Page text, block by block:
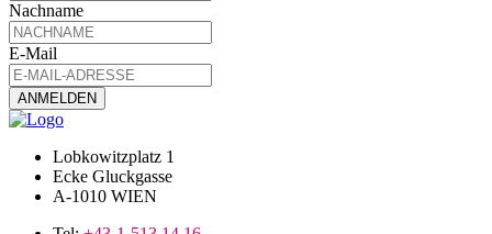
Nachname
E-Mail
Lobkowitzplatz 1
Ecke Gluckgasse
A-1010 WIEN